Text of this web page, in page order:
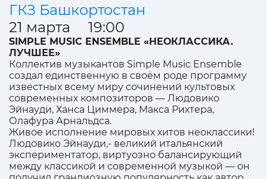
ГКЗ Башкортостан
21 марта 19:00
SIMPLE MUSIC ENSEMBLE «НЕОКЛАССИКА.
ЛУЧШЕЕ»
Коллектив музыкантов Simple Music Ensemble
создал единственную в своём роде программу
известных всему миру сочинений культовых
современных композиторов — Людовико
Эйнауди, Ханса Циммера, Макса Рихтера,
Олафура Арнальдса.
Живое исполнение мировых хитов неоклассики!
Людовико Эйнауди,- великий итальянский
экспериментатор, виртуозно балансирующий
между классикой и современной музыкой — он